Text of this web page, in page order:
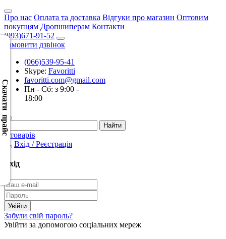
Про нас Оплата та доставка Відгуки про магазин Оптовим
покупцям Дропшиперам Контакти
(093)671-91-52
Замовити дзвінок
(066)539-95-41
Skype: Favoritti
favoritti.com@gmail.com
Пн - Сб: з 9:00 -
18:00
0 товарів
Вхід / Реєстрація
Вхід
Забули свій пароль?
Увійти за допомогою соціальних мереж
Скачати прайс
Скачать
XML
(Розн.)
Скачать
XML
(Опт)
CSV
Скачать
CSV
(Опт)